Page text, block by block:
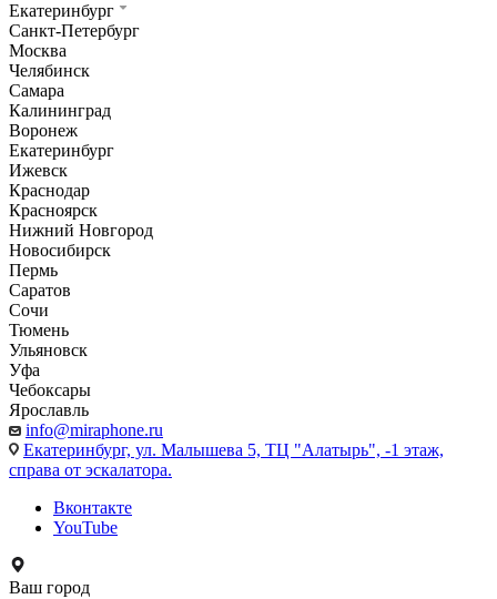
Екатеринбург
Санкт-Петербург
Москва
Челябинск
Самара
Калининград
Воронеж
Екатеринбург
Ижевск
Краснодар
Красноярск
Нижний Новгород
Новосибирск
Пермь
Саратов
Сочи
Тюмень
Ульяновск
Уфа
Чебоксары
Ярославль
info@miraphone.ru
Екатеринбург, ул. Малышева 5, ТЦ "Алатырь", -1 этаж,
справа от эскалатора.
Вконтакте
YouTube
Ваш город